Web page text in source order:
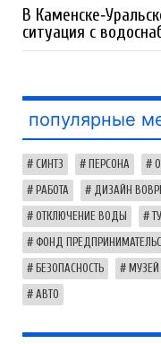
В
ситуация с
популярные
СИНТЗ ПЕРСОНА
РАБОТА ДИЗАЙН
ОТКЛЮЧЕНИЕ ВОДЫ
ФОНД
БЕЗОПАСНОСТЬ МУЗЕЙ
АВТО